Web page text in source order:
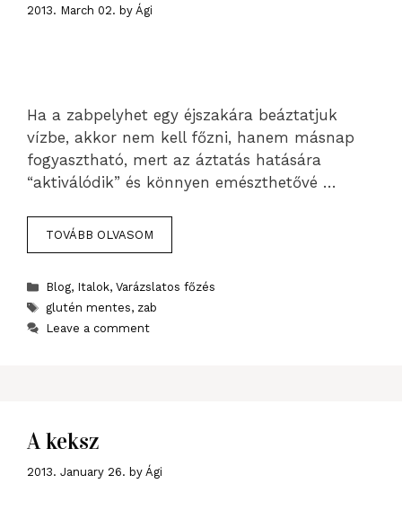
2013. March 02. by Ági
Ha a zabpelyhet egy éjszakára beáztatjuk
vízbe, akkor nem kell főzni, hanem másnap
fogyasztható, mert az áztatás hatására
“aktiválódik” és könnyen emészthetővé …
TOVÁBB OLVASOM
Categories
Blog, Italok, Varázslatos főzés
Tags
glutén mentes, zab
Leave a comment
A keksz
2013. January 26. by Ági